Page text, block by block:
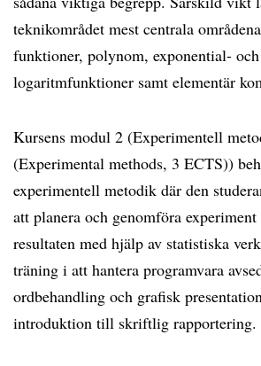
teknikområdet mest centrala
funktioner, polynom, exponential- och
logaritmfunktioner samt elementär
Kursens modul 2 (Experimentell
(Experimental methods, 3 ECTS))
experimentell metodik där den
att planera och genomföra
resultaten med hjälp av statistiska
träning i att hantera programvara
ordbehandling och grafisk
introduktion till skriftlig rapportering.